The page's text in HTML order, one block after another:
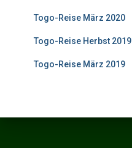
Togo-Reise März 2020
Togo-Reise Herbst 2019
Togo-Reise März 2019